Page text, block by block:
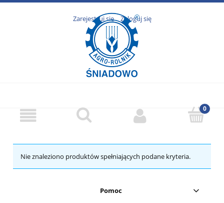
Zarejestruj się Zaloguj się
Nie znaleziono produktów spełniających podane kryteria.
Pomoc